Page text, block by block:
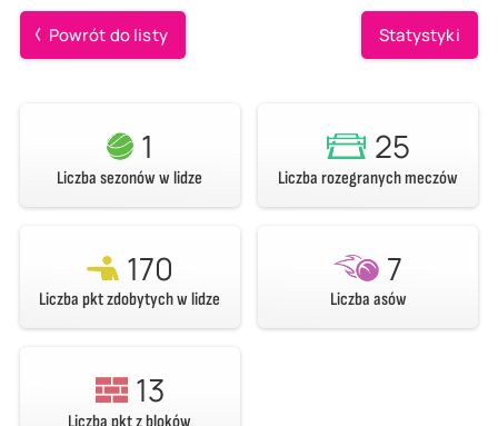
Powrót do listy Statystyki
1
Liczba sezonów w lidze
25
Liczba rozegranych meczów
170
Liczba pkt zdobytych w lidze
7
Liczba asów
13
Liczba pkt z bloków